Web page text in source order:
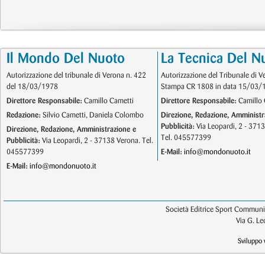
Il Mondo Del Nuoto
Autorizzazione del tribunale di Verona n. 422
del 18/03/1978
Direttore Responsabile: Camillo Cametti
Redazione: Silvio Cametti, Daniela Colombo
Direzione, Redazione, Amministrazione e
Pubblicità: Via Leopardi, 2 - 37138 Verona. Tel.
045577399
E-Mail: info@mondonuoto.it
La Tecnica Del
Autorizzazione del Tribunale di
Stampa CR 1808 in data 15/03/
Direttore Responsabile: Camillo
Direzione, Redazione,
Pubblicità: Via Leopardi, 2 -
Tel. 045577399
E-Mail: info@mondonuoto.it
Società Editrice Sport
Via G.
Sviluppo